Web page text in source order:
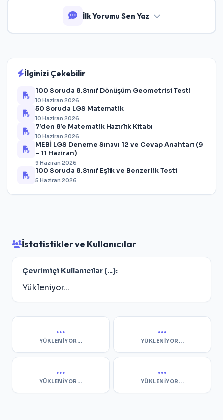
İlk Yorumu Sen Yaz
İlginizi Çekebilir
100 Soruda 8.Sınıf Dönüşüm Geometrisi Testi
10 Haziran 2026
50 Soruda LGS Matematik
10 Haziran 2026
7’den 8’e Matematik Hazırlık Kitabı
10 Haziran 2026
MEBİ LGS Deneme Sınavı 12 ve Cevap Anahtarı (9
– 11 Haziran)
9 Haziran 2026
100 Soruda 8.Sınıf Eşlik ve Benzerlik Testi
5 Haziran 2026
İstatistikler ve Kullanıcılar
Çevrimiçi Kullanıcılar (...):
Yükleniyor...
...
YÜKLENIYOR...
...
YÜKLENIYOR...
...
YÜKLENIYOR...
...
YÜKLENIYOR...